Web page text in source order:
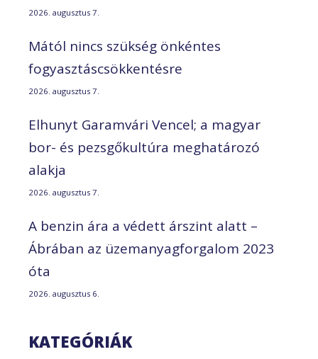
2026. augusztus 7.
Mától nincs szükség önkéntes
fogyasztáscsökkentésre
2026. augusztus 7.
Elhunyt Garamvári Vencel; a magyar
bor- és pezsgőkultúra meghatározó
alakja
2026. augusztus 7.
A benzin ára a védett árszint alatt –
Ábrában az üzemanyagforgalom 2023
óta
2026. augusztus 6.
KATEGÓRIÁK